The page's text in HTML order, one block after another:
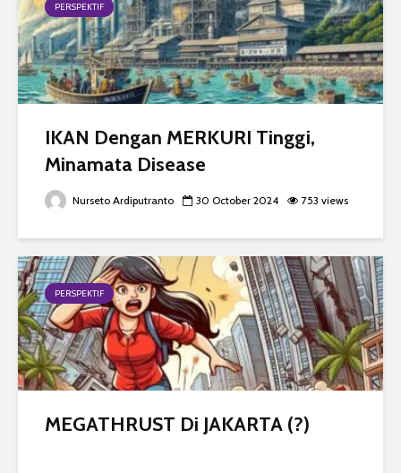
PERSPEKTIF
IKAN Dengan MERKURI Tinggi,
Minamata Disease
Nurseto Ardiputranto 30 October 2024 753 views
PERSPEKTIF
MEGATHRUST Di JAKARTA (?)